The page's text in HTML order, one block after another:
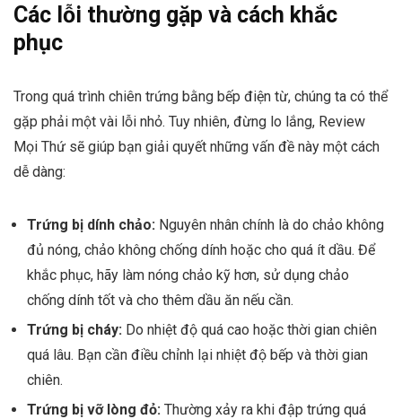
Các lỗi thường gặp và cách khắc
phục
Trong quá trình chiên trứng bằng bếp điện từ, chúng ta có thể
gặp phải một vài lỗi nhỏ. Tuy nhiên, đừng lo lắng, Review
Mọi Thứ sẽ giúp bạn giải quyết những vấn đề này một cách
dễ dàng:
Trứng bị dính chảo: Nguyên nhân chính là do chảo không
đủ nóng, chảo không chống dính hoặc cho quá ít dầu. Để
khắc phục, hãy làm nóng chảo kỹ hơn, sử dụng chảo
chống dính tốt và cho thêm dầu ăn nếu cần.
Trứng bị cháy: Do nhiệt độ quá cao hoặc thời gian chiên
quá lâu. Bạn cần điều chỉnh lại nhiệt độ bếp và thời gian
chiên.
Trứng bị vỡ lòng đỏ: Thường xảy ra khi đập trứng quá